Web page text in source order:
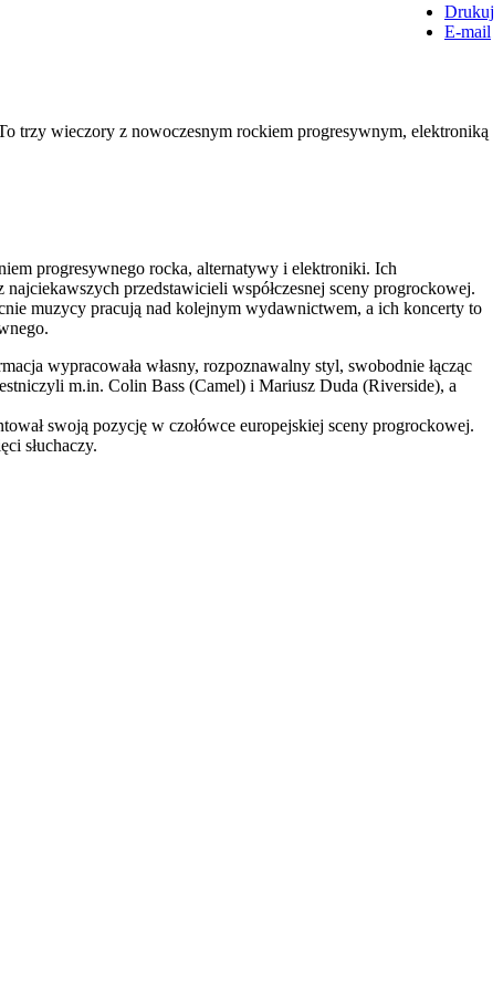
Drukuj
E-mail
trzy wieczory z nowoczesnym rockiem progresywnym, elektroniką
progresywnego rocka, alternatywy i elektroniki. Ich
przedstawicieli współczesnej sceny progrockowej.
muzycy pracują nad kolejnym wydawnictwem, a ich koncerty to
wypracowała własny, rozpoznawalny styl, swobodnie łącząc
m.in. Colin Bass (Camel) i Mariusz Duda (Riverside), a
swoją pozycję w czołówce europejskiej sceny progrockowej.
słuchaczy.